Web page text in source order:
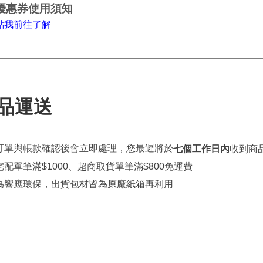
惠券使用須知
我前往了解
運送
單與帳款確認後會立即處理，您最遲將於七個工作日內收到商
配單筆滿$1000、超商取貨單筆滿$800免運費
響應環保，出貨包材皆為原廠紙箱再利用